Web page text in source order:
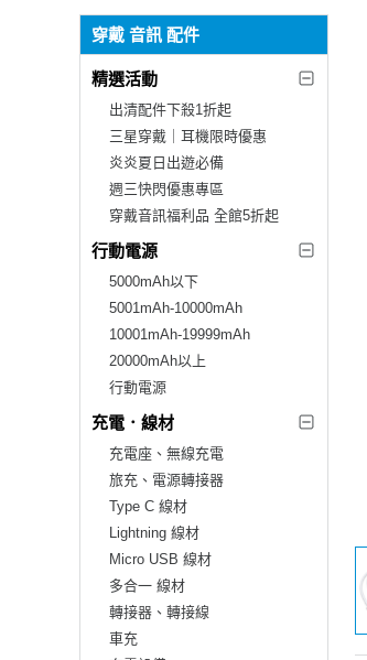
穿戴 音訊 配件
精選活動
出清配件下殺1折起
三星穿戴｜耳機限時優惠
炎炎夏日出遊必備
週三快閃優惠專區
穿戴音訊福利品 全館5折起
行動電源
5000mAh以下
5001mAh-10000mAh
10001mAh-19999mAh
20000mAh以上
行動電源
充電．線材
充電座、無線充電
旅充、電源轉接器
Type C 線材
Lightning 線材
Micro USB 線材
多合一 線材
轉接器、轉接線
車充